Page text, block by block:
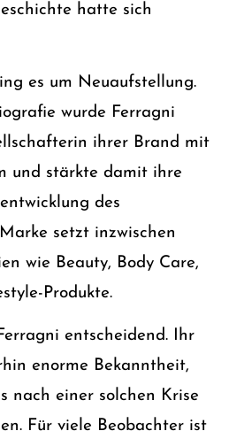
hatte sich
es um Neuaufstellung.
wurde Ferragni
ihrer Brand mit
und stärkte damit ihre
des
setzt inzwischen
wie Beauty, Body Care,
Produkte.
entscheidend. Ihr
enorme Bekanntheit,
nach einer solchen Krise
Für viele Beobachter ist